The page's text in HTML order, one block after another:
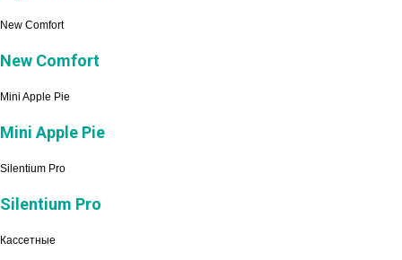
New Comfort
New Comfort
Mini Apple Pie
Mini Apple Pie
Silentium Pro
Silentium Pro
Кассетные